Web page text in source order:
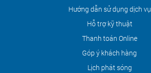
Hướng dẫn sử dụng dịch vụ
Hỗ trợ kỹ thuật
Thanh toán Online
Góp ý khách hàng
Lịch phát sóng